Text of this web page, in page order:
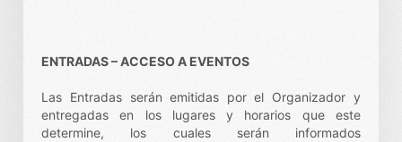
ENTRADAS – ACCESO A EVENTOS
Las Entradas serán emitidas por el Organizador y
entregadas en los lugares y horarios que este
determine, los cuales serán informados